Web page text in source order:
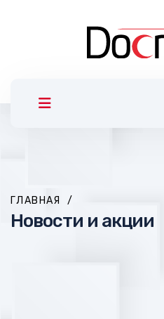
ГЛАВНАЯ /
Новости и акции